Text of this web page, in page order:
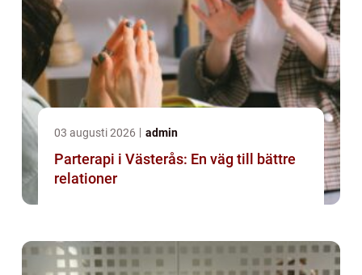
03 augusti 2026 admin
Parterapi i Västerås: En väg till bättre
relationer